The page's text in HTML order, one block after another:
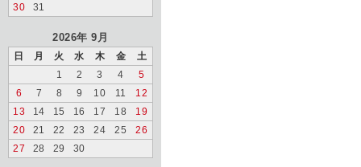
30
31
2026年 9月
日 月 火 水 木 金
土
1
2 3 4
5
6
7 8 9 10 11
12
13
14 15 16 17 18
19
20
21 22 23 24 25
26
27
28 29 30